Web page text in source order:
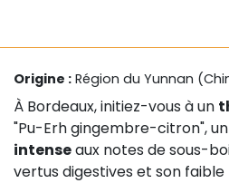
Origine : Région du Yunnan
À Bordeaux, initiez-vous à un
"Pu-Erh gingembre-citron", un
intenseaux notes de sous-
vertus digestives et son faible